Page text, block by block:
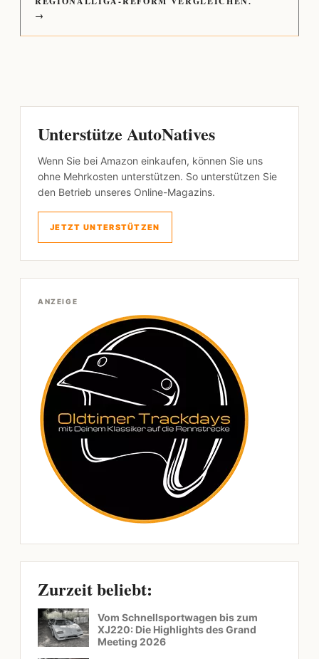
→
Unterstütze AutoNatives
Wenn Sie bei Amazon einkaufen, können Sie uns
ohne Mehrkosten unterstützen. So unterstützen Sie
den Betrieb unseres Online-Magazins.
JETZT UNTERSTÜTZEN
ANZEIGE
Zurzeit beliebt:
Vom Schnellsportwagen bis zum
XJ220: Die Highlights des Grand
Meeting 2026